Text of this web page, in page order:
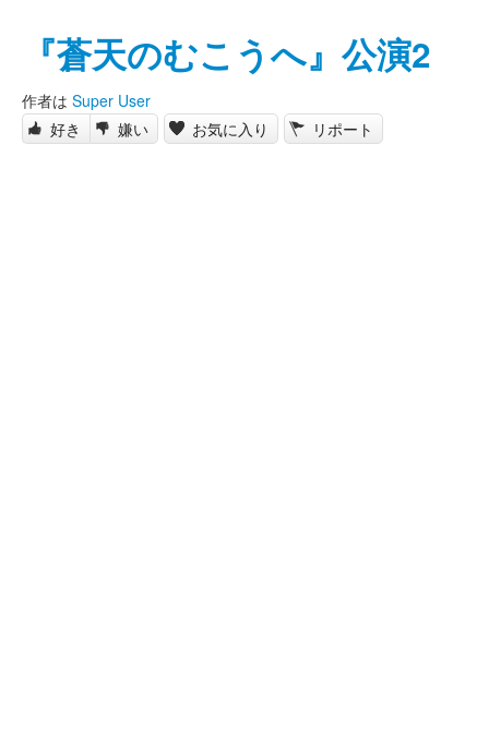
『蒼天のむこうへ』公演2
作者は Super User
好き
嫌い お気に入り リポート